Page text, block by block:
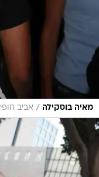
מאיה בוסקילה / אביב חופי